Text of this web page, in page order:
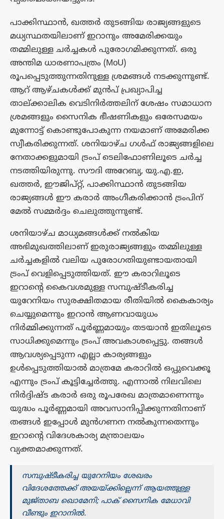
പാക്കിസ്ഥാൻ, ഖത്തർ തുടങ്ങിയ രാജ്യങ്ങളുടെ
മധ്യസ്ഥതയിലാണ് ഇറാനും അമേരിക്കയും
തമ്മിലുള്ള ചർച്ചകൾ പുരോഗമിക്കുന്നത്. ഒരു
അന്തിമ ധാരണാപത്രം (MoU)
രൂപപ്പെടുത്തുന്നതിനുള്ള ശ്രമങ്ങൾ നടക്കുന്നുണ്ട്.
ആറ് ആഴ്ചകൾക്ക് മുൻപ് പ്രഖ്യാപിച്ച
താല്ക്കാലിക വെടിനിർത്തലിന് ശേഷം സമാധാന
ശ്രമങ്ങളും സൈനിക ഭീഷണികളും ഒരേസമയം
മുന്നോട്ട് കൊണ്ടുപോകുന്ന നയമാണ് അമേരിക്ക
സ്വീകരിക്കുന്നത്. ശനിയാഴ്ച ഗൾഫ് രാജ്യങ്ങളിലെ
നേതാക്കളുമായി ട്രംപ് ടെലിഫോണിലൂടെ ചർച്ച
നടത്തിയിരുന്നു. സൗദി അറേബ്യ, യു.എ.ഇ,
ഖത്തർ, ഈജിപ്റ്റ്, പാക്കിസ്ഥാൻ തുടങ്ങിയ
രാജ്യങ്ങൾ ഈ കരാർ അംഗീകരിക്കാൻ ട്രംപിന്
മേൽ സമ്മർദ്ദം ചെലുത്തുന്നുണ്ട്.
ശനിയാഴ്ച മാധ്യമങ്ങൾക്ക് നൽകിയ
അഭിമുഖത്തിലാണ് ഇരുരാജ്യങ്ങളും തമ്മിലുള്ള
ചർച്ചകളിൽ വലിയ പുരോഗതിയുണ്ടായതായി
ട്രംപ് വെളിപ്പെടുത്തിയത്. ഈ കരാറിലൂടെ
ഇറാന്റെ കൈവശമുള്ള സമ്പുഷ്ടീകരിച്ച
യുറേനിയം സുരക്ഷിതമായ രീതിയിൽ കൈകാര്യം
ചെയ്യുമെന്നും ഇറാൻ ആണവായുധം
നിർമ്മിക്കുന്നത് പൂർണ്ണമായും തടയാൻ ഇതിലൂടെ
സാധിക്കുമെന്നും ട്രംപ് അവകാശപ്പെട്ടു. തങ്ങൾ
ആവശ്യപ്പെടുന്ന എല്ലാ കാര്യങ്ങളും
ഉൾപ്പെടുത്തിയാൽ മാത്രമേ കരാറിൽ ഒപ്പുവെക്കൂ
എന്നും ട്രംപ് കൂട്ടിച്ചേർത്തു. എന്നാൽ നിലവിലെ
നിർദ്ദിഷ്ട കരാർ ഒരു രൂപരേഖ മാത്രമാണെന്നും
യുദ്ധം പൂർണ്ണമായി അവസാനിപ്പിക്കുന്നതിനാണ്
തങ്ങൾ ഇപ്പോൾ മുൻഗണന നൽകുന്നതെന്നും
ഇറാന്റെ വിദേശകാര്യ മന്ത്രാലയം
വ്യക്തമാക്കുന്നത്.
സമ്പുഷ്‌ടീകരിച്ച യുറേനിയം ശേഖരം
വിദേശത്തേക്ക് അയയ്ക്കില്ലെന്ന് ആയത്തുള്ള
മുജ്‌താബ ഖൊമേനി; പാക് സൈനിക മേധാവി
വീണ്ടും ഇറാനിൽ.